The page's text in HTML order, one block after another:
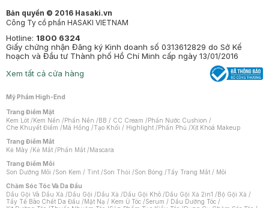
Bản quyền © 2016 Hasaki.vn
Công Ty cổ phần HASAKI VIETNAM
Hotline: 1800 6324
Giấy chứng nhận Đăng ký Kinh doanh số 0313612829 do Sở Kế
hoạch và Đầu tư Thành phố Hồ Chí Minh cấp ngày 13/01/2016
Xem tất cả cửa hàng
Mỹ Phẩm High-End
Trang Điểm Mặt
Kem Lót /Kem Nền /Phấn Nền /BB / CC Cream /Phấn Nước Cushion /
Che Khuyết Điểm /Má Hồng /Tạo Khối / Highlight /Phấn Phủ /Xịt Khoá Makeup
Trang Điểm Mắt
Kẻ Mày /Kẻ Mắt /Phấn Mắt /Mascara
Trang Điểm Môi
Son Dưỡng Môi /Son Kem / Tint /Son Thỏi /Son Bóng /Tẩy Trang Mắt / Môi
Chăm Sóc Tóc Và Da Đầu
Dầu Gội Và Dầu Xả /Dầu Gội /Dầu Xả /Dầu Gội Khô /Dầu Gội Xả 2in1 /Bộ Gội Xả /
Tẩy Tế Bào Chết Da Đầu /Mặt Nạ / Kem Ủ Tóc /Serum / Dầu Dưỡng Tóc /